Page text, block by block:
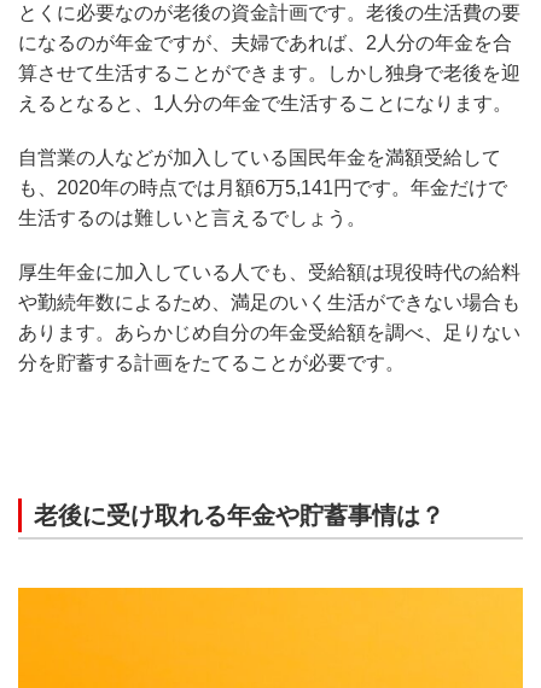
とくに必要なのが老後の資金計画です。老後の生活費の要
になるのが年金ですが、夫婦であれば、2人分の年金を合
算させて生活することができます。しかし独身で老後を迎
えるとなると、1人分の年金で生活することになります。
自営業の人などが加入している国民年金を満額受給して
も、2020年の時点では月額6万5,141円です。年金だけで
生活するのは難しいと言えるでしょう。
厚生年金に加入している人でも、受給額は現役時代の給料
や勤続年数によるため、満足のいく生活ができない場合も
あります。あらかじめ自分の年金受給額を調べ、足りない
分を貯蓄する計画をたてることが必要です。
老後に受け取れる年金や貯蓄事情は？